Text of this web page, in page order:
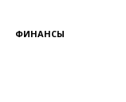
ФИНАНСЫ